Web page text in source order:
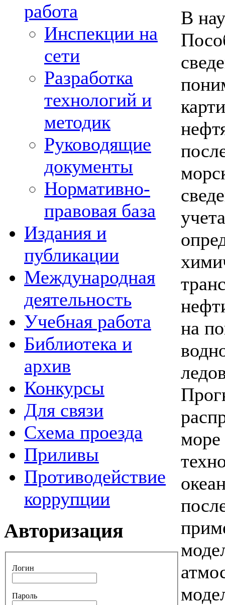
работа
Инспекции на
сети
Разработка
технологий и
методик
Руководящие
документы
Нормативно-
правовая база
Издания и
публикации
Международная
деятельность
Учебная работа
Библиотека и
архив
Конкурсы
Для связи
Схема проезда
Приливы
Противодействие
коррупции
Авторизация
Логин
Пароль
В
на
море